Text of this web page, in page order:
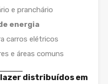
e pranchário
energia
carros elétricos
e áreas comuns
lazer distribuídos em